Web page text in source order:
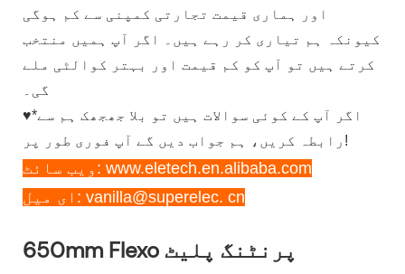
اور ہماری قیمت تجارتی کمپنی سے کم ہوگی
کیونکہ ہم تیاری کر رہے ہیں۔ اگر آپ ہمیں منتخب
کرتے ہیں تو آپ کو کم قیمت اور بہتر کوالٹی ملے
♥*اگر آپ کے کوئی سوالات ہیں تو بلا جھجھک ہم سے
رابطہ کریں، ہم جواب دیں گے آپ فوری طور پر!
ویب سائٹ: www.eletech.en.alibaba.com
ای میل: vanilla@superelec. cn
650mm Flexo پرنٹنگ پلیٹ